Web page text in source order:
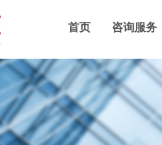
首页 咨询服务